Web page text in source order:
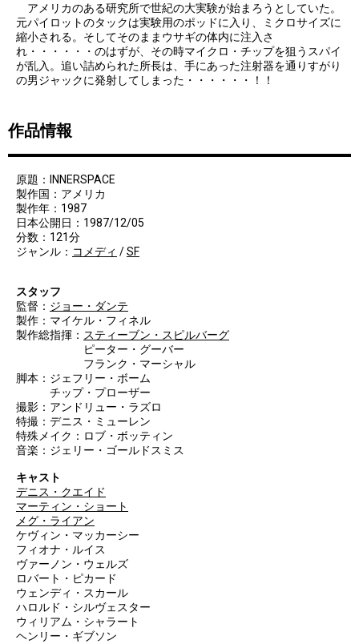
アメリカのある研究所で世紀の大実験が始まろうとしていた。
元パイロットのタックは実験用のポッドに入り、ミクロサイズに
縮小される。そしてそのままウサギの体内に注入さ
れ・・・・・・のはずが、その時マイクロ・チップを狙うスパイ
が乱入。追い詰められた所長は、手にあった注射器を通りすがり
の男ジャックに発射してしまった・・・・・・！！
作品情報
原題：INNERSPACE
製作国：アメリカ
製作年：1987
日本公開日：1987/12/05
分数：121分
ジャンル： コメディ /SF
スタッフ
監督： ジョー・ダンテ
製作：マイケル・フィネル
製作総指揮： スティーブン・スピルバーグ
ピーター・グーバー
フランク・マーシャル
脚本：ジェフリー・ボーム
チップ・プローザー
撮影：アンドリュー・ラズロ
特撮：デニス・ミューレン
特殊メイク：ロブ・ボッティン
音楽：ジェリー・ゴールドスミス
キャスト
デニス・クエイド
マーティン・ショート
メグ・ライアン
ケヴィン・マッカーシー
フィオナ・ルイス
ヴァーノン・ウェルズ
ロバート・ピカード
ウェンディ・スカール
ハロルド・シルヴェスター
ウィリアム・シャラート
ヘンリー・ギブソン